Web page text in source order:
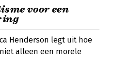
voor een
Henderson legt uit hoe
alleen een morele